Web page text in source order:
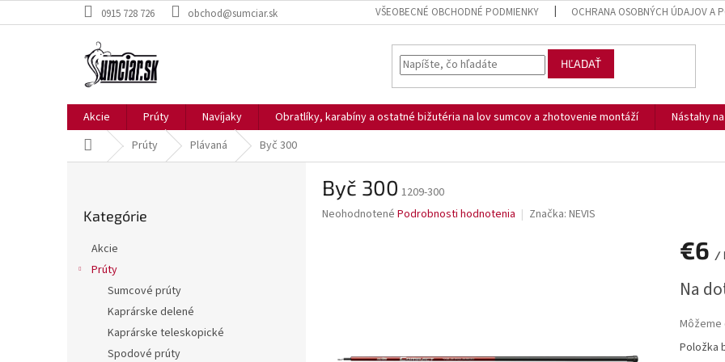
na
0915 728 726 obchod@sumciar.sk VŠEOBECNÉ OBCHODNÉ PODMIENKY OCHRANA OSOBNÝCH ÚDAJOV A
HĽADAŤ
Akcie Prúty Navíjaky Obratlíky, karabíny a ostatné bižutéria na lov sumcov a zhotovenie montáží Nástahy
DomovPrúty Plávaná Byč 300
kategórie
Kategórie
Akcie
Prúty
Sumcové prúty
Kaprárske delené
Kaprárske teleskopické
Spodové prúty
Byč 300 1209-300
Priemerné
Neohodnotené Podrobnosti hodnotenia Značka: NEVIS
€6 /
cena:
Na
Položka